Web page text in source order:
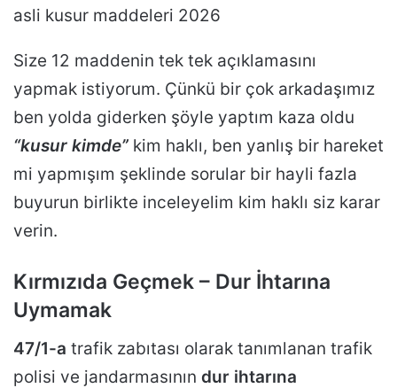
asli kusur maddeleri 2026
Size 12 maddenin tek tek açıklamasını
yapmak istiyorum. Çünkü bir çok arkadaşımız
ben yolda giderken şöyle yaptım kaza oldu
“kusur kimde” kim haklı, ben yanlış bir hareket
mi yapmışım şeklinde sorular bir hayli fazla
buyurun birlikte inceleyelim kim haklı siz karar
verin.
Kırmızıda Geçmek – Dur İhtarına
Uymamak
47/1-a trafik zabıtası olarak tanımlanan trafik
polisi ve jandarmasının dur ihtarına